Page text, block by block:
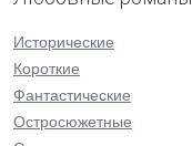
Исторические
Короткие
Фантастические
Остросюжетные